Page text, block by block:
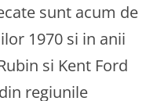
sunt acum de
1970 si in anii
si Kent Ford
regiunile